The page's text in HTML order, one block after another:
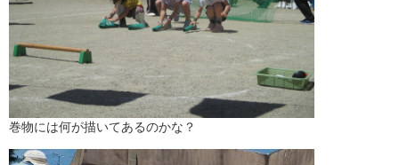
巻物には何が描いてあるのかな？